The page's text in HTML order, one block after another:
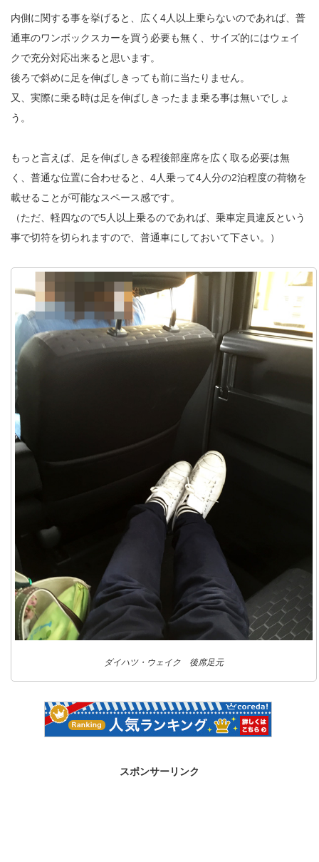
内側に関する事を挙げると、広く4人以上乗らないのであれば、普
通車のワンボックスカーを買う必要も無く、サイズ的にはウェイ
クで充分対応出来ると思います。
後ろで斜めに足を伸ばしきっても前に当たりません。
又、実際に乗る時は足を伸ばしきったまま乗る事は無いでしょ
う。
もっと言えば、足を伸ばしきる程後部座席を広く取る必要は無
く、普通な位置に合わせると、4人乗って4人分の2泊程度の荷物を
載せることが可能なスペース感です。
（ただ、軽四なので5人以上乗るのであれば、乗車定員違反という
事で切符を切られますので、普通車にしておいて下さい。）
ダイハツ・ウェイク 後席足元
スポンサーリンク